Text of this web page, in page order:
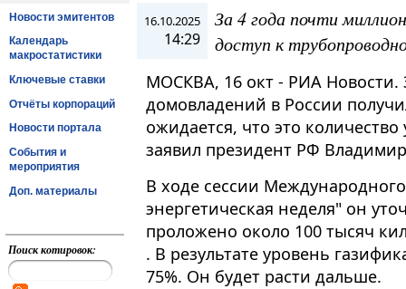
Новости эмитентов
Календарь
макростатистики
Ключевые ставки
Отчёты корпораций
Новости портала
События и
мероприятия
Доп. материалы
Поиск котировок:
16.10.2025
14:29
За 4 года почти
доступ к
МОСКВА, 16 окт - РИА Новости.
домовладений в России
ожидается, что это
заявил президент РФ
В ходе сессии
энергетическая неделя" он
проложено около 100 тысяч
. В результате уровень
75%. Он будет расти дальше.